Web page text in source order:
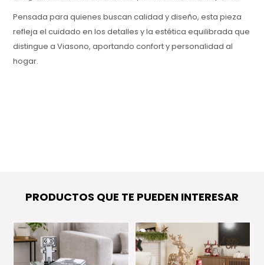
Pensada para quienes buscan calidad y diseño, esta pieza
refleja el cuidado en los detalles y la estética equilibrada que
distingue a Viasono, aportando confort y personalidad al
hogar.
PRODUCTOS QUE TE PUEDEN INTERESAR